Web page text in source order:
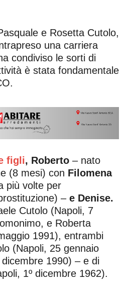
e Rosetta Cutolo,
una carriera
condiviso le sorti di
è stata fondamentale
figli, Roberto – nato
(8 mesi) con Filomena
più volte per
– e Denise.
Cutolo (Napoli, 7
e Roberta
1991), entrambi
(Napoli, 25 gennaio
1990) – e di
1º dicembre 1962).